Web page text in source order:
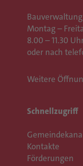
Montag –
8.00 – 11.30
oder nach
Weitere
Schnellzugriff
Kontakte
Förderungen